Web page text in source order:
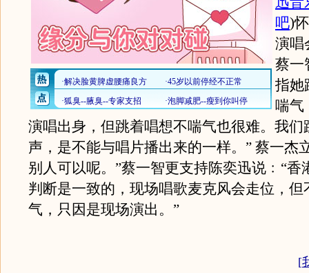
吧)
演唱
蔡一
指她
喘气
演唱出身，但跳着唱想不喘气也很难。我们
声，是不能与唱片播出来的一样。” 蔡一杰
别人可以呢。”蔡一智更支持陈奕迅说﹕“香
判断是一致的，现场唱歌麦克风会走位，但
气，只因是现场演出。”
[